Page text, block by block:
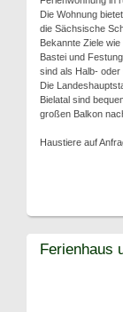
Die Wohnung
die Sächsische
Bekannte Ziele
Bastei und
sind als Halb-
Die
Bielatal sind
großen Balkon
Haustiere auf
Ferienhaus